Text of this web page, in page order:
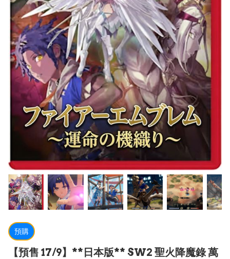
預購
【預售 17/9】**日本版** SW2 聖火降魔錄 萬